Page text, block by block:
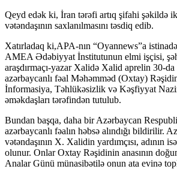
Qeyd edək ki, İran tərəfi artıq şifahi şəkildə
vətəndaşının saxlanılmasını təsdiq edib.
Xatırladaq ki,APA-nın “Oyannews”a
AMEA Ədəbiyyat İnstitutunun elmi işçisi,
araşdırmaçı-yazar Xalidə Xalid aprelin 30-da
azərbaycanlı fəal Məhəmməd (Oxtay)
İnformasiya, Təhlükəsizlik və Kəşfiyyat
əməkdaşları tərəfindən tutulub.
Bundan başqa, daha bir Azərbaycan
azərbaycanlı fəalın həbsə alındığı bildirilir.
vətəndaşının X. Xalidin yardımçısı, adının
olunur. Onlar Oxtay Rəşidinin anasının
Analar Günü münasibətilə onun ata evinə